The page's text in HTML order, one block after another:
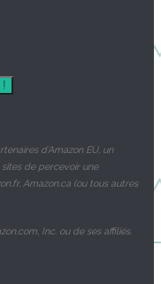
d’Amazon EU, un
de percevoir une
Amazon.ca (ou tous autres
Inc. ou de ses affiliés.